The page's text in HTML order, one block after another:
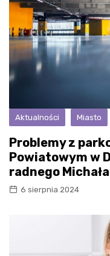
Aktualności Miasto
Problemy z
Powiatowym w
radnego
6 sierpnia 2024